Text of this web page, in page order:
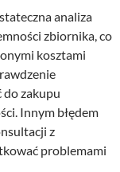
analiza
zbiornika, co
kosztami
zakupu
Innym błędem
z
problemami